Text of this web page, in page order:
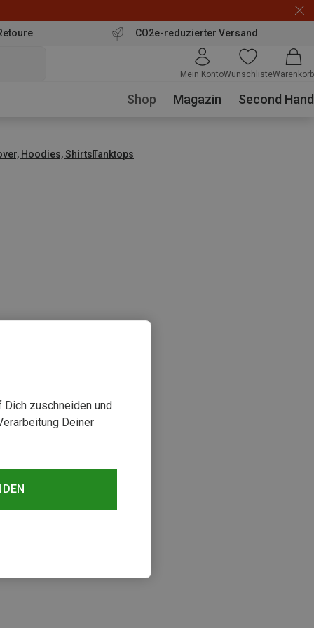
CO2e-reduzierter Versand
Mein KontoWunschlisteWarenkorb
Shop Magazin Second Hand
Hoodies, ShirtsTanktops
zuschneiden und
Deiner